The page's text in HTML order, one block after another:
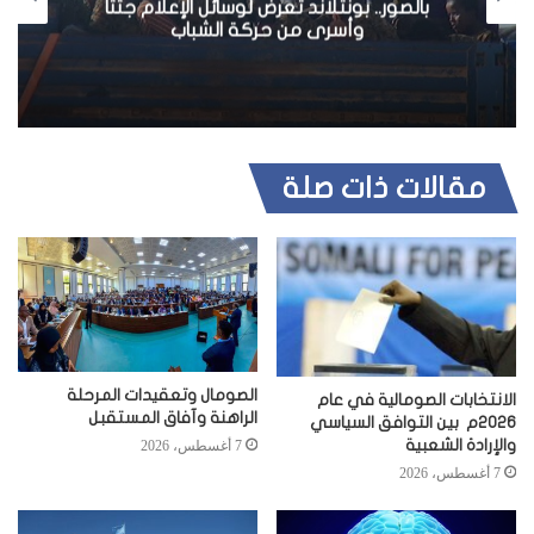
ي
ب
بالصور.. بونتلاند تعرض لوسائل الإعلام جثثا
وأسرى من حركة الشباب
مقالات ذات صلة
الانتخابات الصومالية في عام
2026م بين التوافق السياسي
والإرادة الشعبية
7 أغسطس، 2026
الصومال وتعقيدات المرحلة
الراهنة وآفاق المستقبل
7 أغسطس، 2026